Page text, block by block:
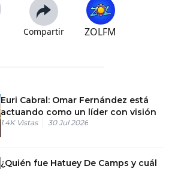
Compartir ZOLFM
Euri Cabral: Omar Fernández está
actuando como un líder con visión
1.4K Vistas 30 Jul 2026
¿Quién fue Hatuey De Camps y cuál